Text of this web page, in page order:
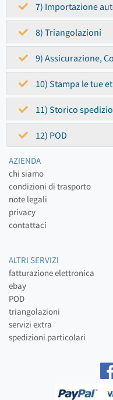
7) Importazione
8) Triangolazioni
9) Assicurazione,
10) Stampa le tue
11) Storico
12) POD
AZIENDA
chi siamo
condizioni di trasporto
note legali
privacy
contattaci
ALTRI SERVIZI
fatturazione elettronica
ebay
POD
triangolazioni
servizi extra
spedizioni particolari